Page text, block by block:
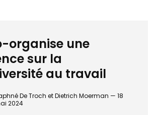
organise une
sur la
au travail
De Troch et Dietrich Moerman — 18
2024